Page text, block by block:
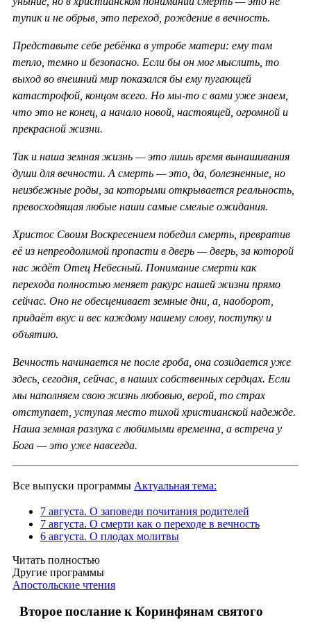
тупик и не обрыв, это переход, рождение в вечность.
Представьте себе ребёнка в утробе матери: ему там
тепло, темно и безопасно. Если бы он мог мыслить, то
выход во внешний мир показался бы ему пугающей
катастрофой, концом всего. Но мы-то с вами уже знаем,
что это не конец, а начало новой, настоящей, огромной и
прекрасной жизни.
Так и наша земная жизнь — это лишь время вынашивания
души для вечности. А смерть — это, да, болезненные, но
неизбежные роды, за которыми открывается реальность,
превосходящая любые наши самые смелые ожидания.
Христос Своим Воскресением победил смерть, превратив
её из непреодолимой пропасти в дверь — дверь, за которой
нас ждёт Отец Небесный. Понимание смерти как
перехода полностью меняет ракурс нашей жизни прямо
сейчас. Оно не обесценивает земные дни, а, наоборот,
придаёт вкус и вес каждому нашему слову, поступку и
объятию.
Вечность начинается не после гроба, она созидается уже
здесь, сегодня, сейчас, в наших собственных сердцах. Если
мы наполняем свою жизнь любовью, верой, то страх
отступает, уступая место тихой христианской надежде.
Наша земная разлука с любимыми временна, а встреча у
Бога — это уже навсегда.
Все выпуски программы Актуальная тема:
7 августа. О заповеди почитания родителей
7 августа. О смерти как о переходе в вечность
6 августа. О плодах молитвы
Читать полностью
Другие программы
Апостольские чтения
Второе послание к Коринфянам святого